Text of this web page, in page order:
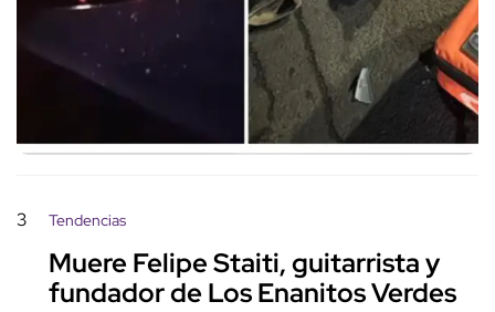
3 Tendencias
Muere Felipe Staiti, guitarrista y
fundador de Los Enanitos Verdes